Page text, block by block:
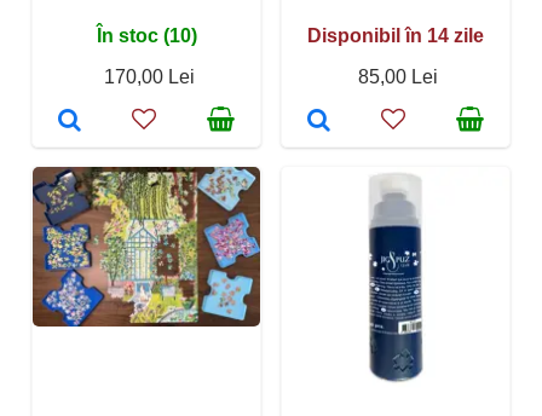
În stoc (10)
170,00 Lei
Disponibil în 14 zile
85,00 Lei